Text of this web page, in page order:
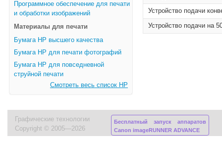
Программное обеспечение для печати
и обработки изображений
Материалы для печати
Бумага HP высшего качества
Бумага HP для печати фотографий
Бумага HP для повседневной
струйной печати
Смотреть весь список HP
Устройство подачи
Устройство подачи на
Графические технологии
Copyright © 2005—2026
Бесплатный запуск аппаратов
Canon imageRUNNER ADVANCE